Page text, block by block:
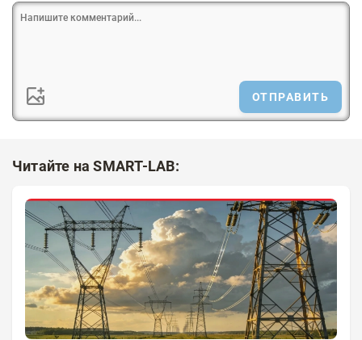
ОТПРАВИТЬ
Читайте на SMART-LAB: